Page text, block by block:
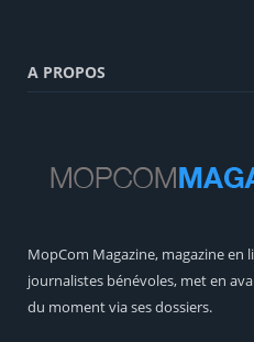
A PROPOS
MopCom Magazine, magazine en
journalistes bénévoles, met en
du moment via ses dossiers.